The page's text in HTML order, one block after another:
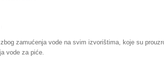
zbog zamućenja vode na svim izvorištima, koje su
vode za piće.